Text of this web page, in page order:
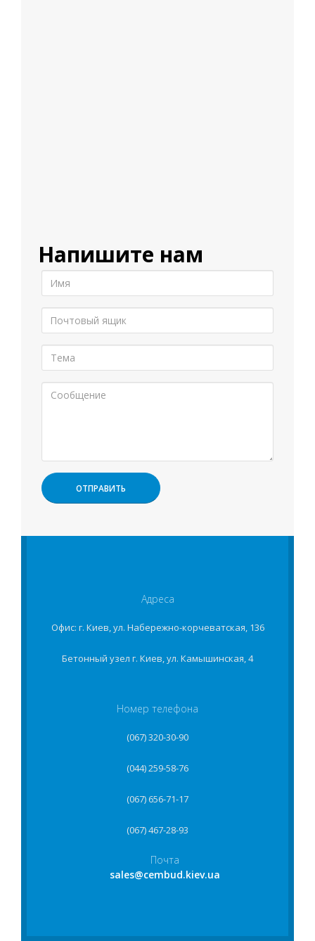
Напишите нам
Адреса
Офис: г. Киев, ул. Набережно-корчеватская, 136
Бетонный узел г. Киев, ул. Камышинская, 4
Номер телефона
(067) 320-30-90
(044) 259-58-76
(067) 656-71-17
(067) 467-28-93
Почта
sales@cembud.kiev.ua